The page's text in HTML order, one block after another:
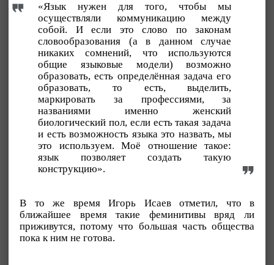
«Язык нужен для того, чтобы мы
осуществляли коммуникацию между
собой. И если это слово по законам
словообразования (а в данном случае
никаких сомнений, что используются
общие языковые модели) возможно
образовать, есть определённая задача его
образовать, то есть, выделить,
маркировать за профессиями, за
названиями именно женский
биологический пол, если есть такая задача
и есть возможность языка это назвать, мы
это используем. Моё отношение такое:
язык позволяет создать такую
конструкцию».
В то же время Игорь Исаев отметил, что в
ближайшее время такие феминитивы вряд ли
приживутся, потому что большая часть общества
пока к ним не готова.